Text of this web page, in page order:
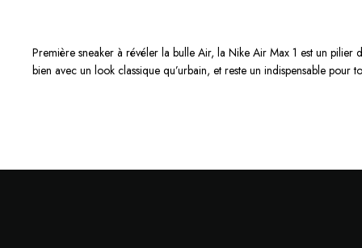
Première sneaker à révéler la bulle Air, la Nike Air Max 1 est un
bien avec un look classique qu’urbain, et reste un indispensable